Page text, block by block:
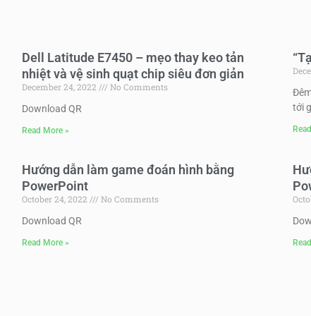
Dell Latitude E7450 – mẹo thay keo tản
nhiệt và vệ sinh quạt chip siêu đơn giản
December 24, 2022
No Comments
Download QR
Read More »
tới
Hướng dẫn làm game đoán hình bằng
PowerPoint
October 24, 2022
No Comments
Download QR
Read More »